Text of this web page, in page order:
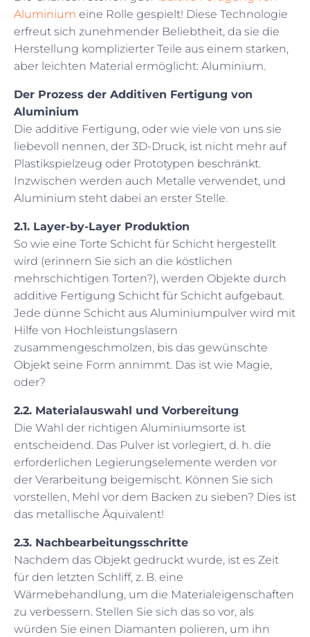
Aluminium eine Rolle gespielt! Diese Technologie
erfreut sich zunehmender Beliebtheit, da sie die
Herstellung komplizierter Teile aus einem starken,
aber leichten Material ermöglicht: Aluminium.
Der Prozess der Additiven Fertigung von
Aluminium
Die additive Fertigung, oder wie viele von uns sie
liebevoll nennen, der 3D-Druck, ist nicht mehr auf
Plastikspielzeug oder Prototypen beschränkt.
Inzwischen werden auch Metalle verwendet, und
Aluminium steht dabei an erster Stelle.
2.1. Layer-by-Layer Produktion
So wie eine Torte Schicht für Schicht hergestellt
wird (erinnern Sie sich an die köstlichen
mehrschichtigen Torten?), werden Objekte durch
additive Fertigung Schicht für Schicht aufgebaut.
Jede dünne Schicht aus Aluminiumpulver wird mit
Hilfe von Hochleistungslasern
zusammengeschmolzen, bis das gewünschte
Objekt seine Form annimmt. Das ist wie Magie,
oder?
2.2. Materialauswahl und Vorbereitung
Die Wahl der richtigen Aluminiumsorte ist
entscheidend. Das Pulver ist vorlegiert, d. h. die
erforderlichen Legierungselemente werden vor
der Verarbeitung beigemischt. Können Sie sich
vorstellen, Mehl vor dem Backen zu sieben? Dies ist
das metallische Äquivalent!
2.3. Nachbearbeitungsschritte
Nachdem das Objekt gedruckt wurde, ist es Zeit
für den letzten Schliff, z. B. eine
Wärmebehandlung, um die Materialeigenschaften
zu verbessern. Stellen Sie sich das so vor, als
würden Sie einen Diamanten polieren, um ihn